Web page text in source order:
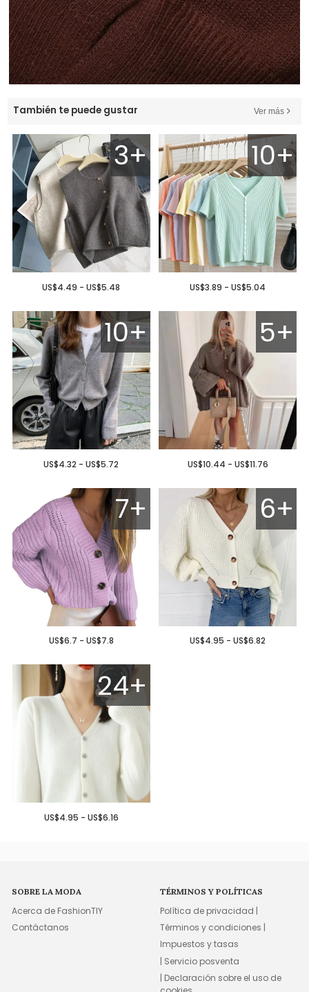
También te puede gustar Ver más
3+
US$4.49 - US$5.48
10+
US$3.89 - US$5.04
10+
US$4.32 - US$5.72
5+
US$10.44 - US$11.76
7+
US$6.7 - US$7.8
6+
US$4.95 - US$6.82
24+
US$4.95 - US$6.16
SOBRE LA MODA
Acerca de FashionTIY
Contáctanos
TÉRMINOS Y POLÍTICAS
Política de privacidad |
Términos y condiciones |
Impuestos y tasas
| Servicio posventa
| Declaración sobre el uso de